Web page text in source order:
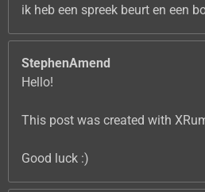
ik heb een spreek beurt en een
StephenAmend
Hello!
This post was created with
Good luck :)